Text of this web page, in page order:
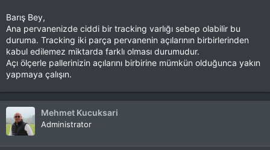
Barış Bey,
Ana pervanenizde ciddi bir tracking varlığı sebep olabilir bu
duruma. Tracking iki parça pervanenin açılarının birbirlerinden
kabul edilemez miktarda farklı olması durumudur.
Açı ölçerle pallerinizin açılarını birbirine mümkün olduğunca yakın
yapmaya çalışın.
Mehmet Kucuksari
Administrator